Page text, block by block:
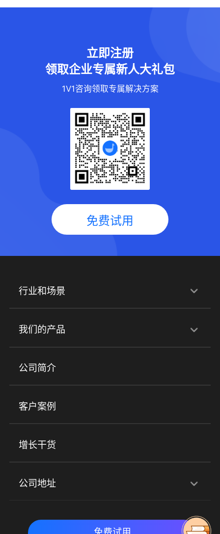
立即注册
领取企业专属新人大礼包
1V1咨询领取专属解决方案
免费试用
行业和场景
行业解决方案
培训机构 职业技能培训 兴趣培训
金融行业
心理机构
实时私域带货 数字化运营
我们的产品
产品
小程序商城 ERP 企微SCRM
社群圈子
公司简介
客户案例
增长干货
公司地址